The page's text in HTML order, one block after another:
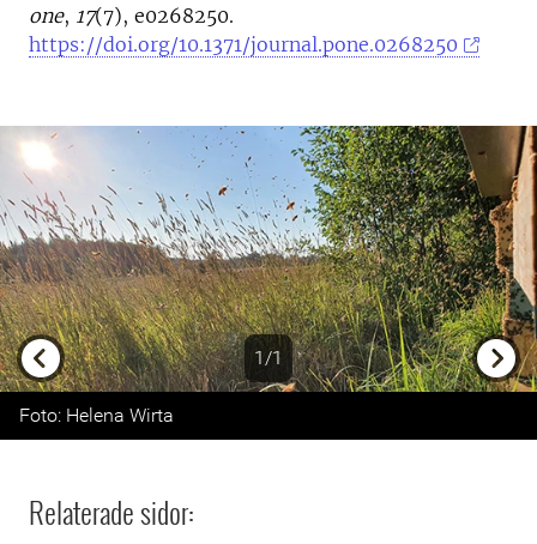
one, 17(7), e0268250.
https://doi.org/10.1371/journal.pone.0268250
1/1
Previous
Foto: Helena Wirta
Relaterade sidor: